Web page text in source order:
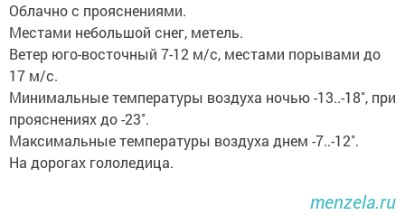
Облачно с прояснениями.
Местами небольшой снег, метель.
Ветер юго-восточный 7-12 м/с, местами порывами до
17 м/с.
Минимальные температуры воздуха ночью -13..-18˚, при
прояснениях до -23˚.
Максимальные температуры воздуха днем -7..-12˚.
На дорогах гололедица.
menzela.ru